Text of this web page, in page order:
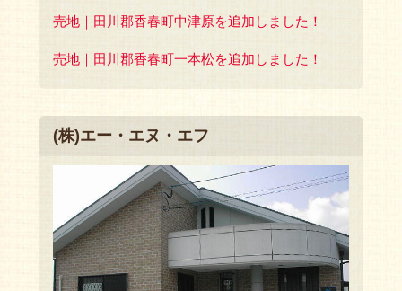
売地｜田川郡香春町中津原を追加しました！
売地｜田川郡香春町一本松を追加しました！
(株)エー・エヌ・エフ